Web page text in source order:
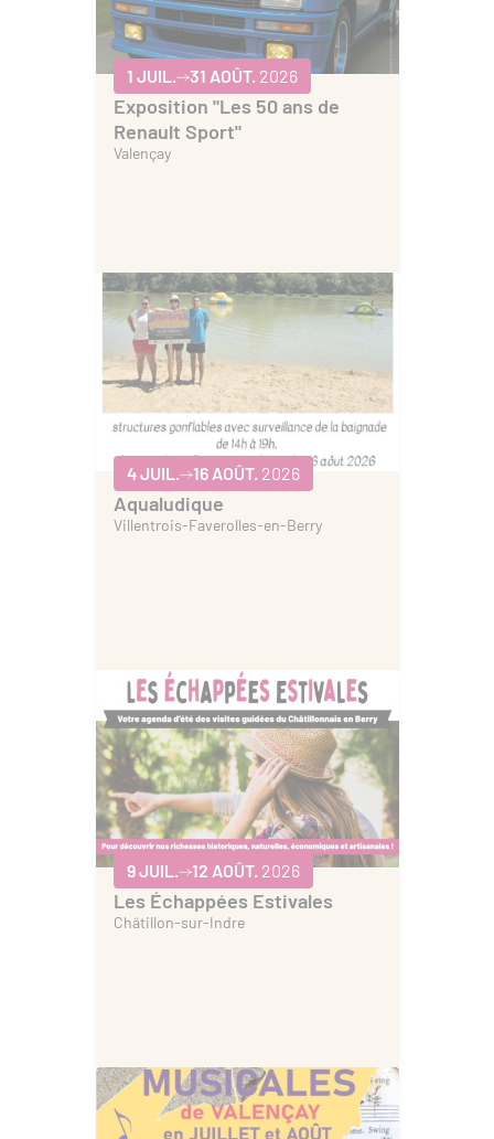
1 JUIL. 31 AOÛT. 2026
Exposition "Les 50 ans de
Renault Sport"
Valençay
4 JUIL. 16 AOÛT. 2026
Aqualudique
Villentrois-Faverolles-en-Berry
9 JUIL. 12 AOÛT. 2026
Les Échappées Estivales
Châtillon-sur-Indre